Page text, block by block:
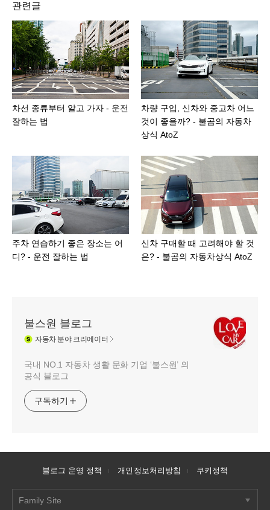
관련글
차선 종류부터 알고 가자 - 운전
잘하는 법
차량 구입, 신차와 중고차 어느
것이 좋을까? - 불곰의 자동차
상식 AtoZ
주차 연습하기 좋은 장소는 어
디? - 운전 잘하는 법
신차 구매할 때 고려해야 할 것
은? - 불곰의 자동차상식 AtoZ
불스원 블로그
자동차분야 크리에이터
국내 NO.1 자동차 생활 문화 기업 ‘불스원’ 의
공식 블로그
구독하기
블로그 운영 정책 개인정보처리방침 쿠키정책
Family Site